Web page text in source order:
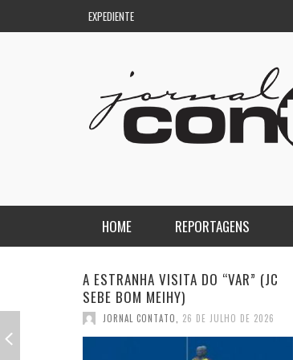
EXPEDIENTE
HOME REPORTAGENS
REGIONAL
DE PASSAGEM
QUASE: A PIOR PALAVRA DO
DICIONÁRIO (JC SEBE BOM MEIHY)
JORNAL CONTATO 19 DE JULHO DE 2026